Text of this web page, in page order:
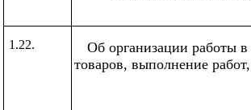
1.22.
Об организации работы в
товаров, выполнение